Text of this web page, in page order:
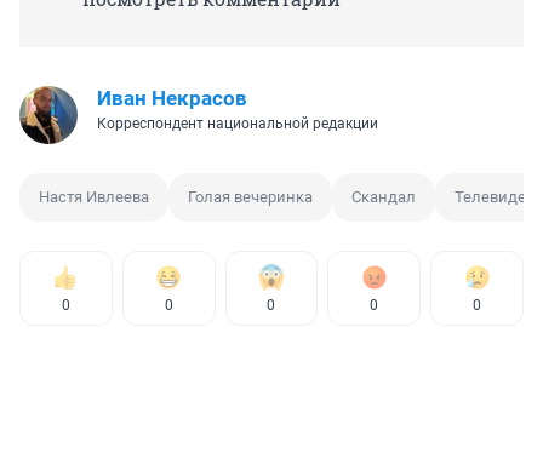
Иван Некрасов
Корреспондент национальной редакции
Настя Ивлеева Голая вечеринка Скандал
0 0 0 0 0